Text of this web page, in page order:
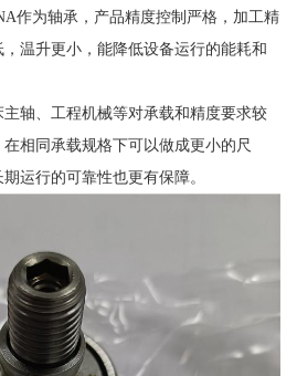
作为轴承，产品精度控制严格，加工精
温升更小，能降低设备运行的能耗和
轴、工程机械等对承载和精度要求较
相同承载规格下可以做成更小的尺
运行的可靠性也更有保障。